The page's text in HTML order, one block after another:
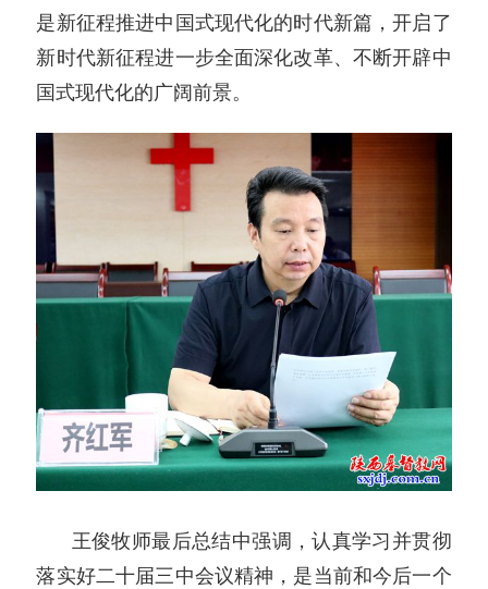
是新征程推进中国式现代化的时代新篇，开启了
新时代新征程进一步全面深化改革、不断开辟中
国式现代化的广阔前景。
王俊牧师最后总结中强调，认真学习并贯彻
落实好二十届三中会议精神，是当前和今后一个